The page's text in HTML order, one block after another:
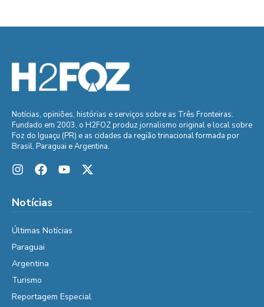
Notícias, opiniões, histórias e serviços sobre as Três Fronteiras.
Fundado em 2003, o H2FOZ produz jornalismo original e local sobre
Foz do Iguaçu (PR) e as cidades da região trinacional formada por
Brasil, Paraguai e Argentina.
Notícias
Últimas Notícias
Paraguai
Argentina
Turismo
Reportagem Especial